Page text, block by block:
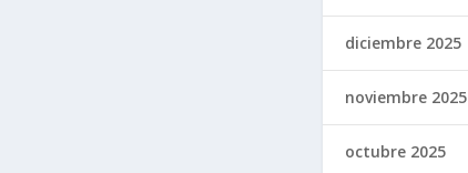
diciembre 2025
noviembre 2025
octubre 2025